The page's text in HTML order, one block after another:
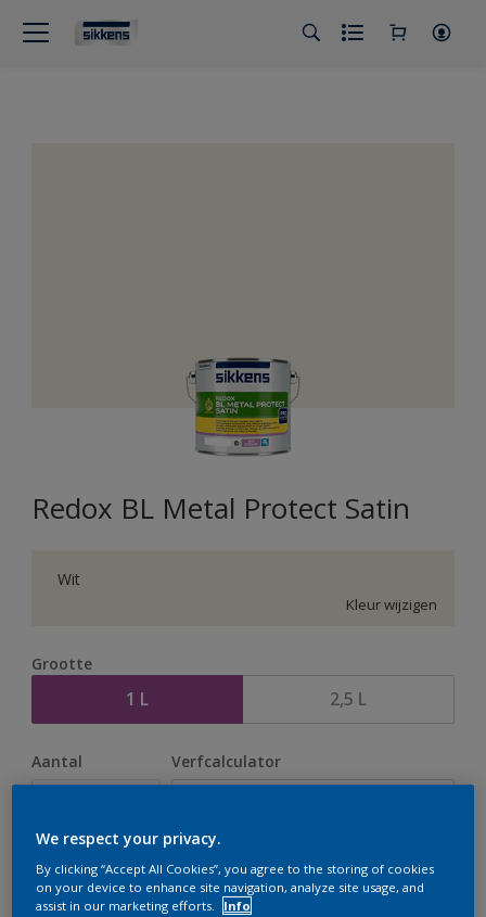
Redox BL Metal Protect Satin
Wit
Kleur wijzigen
Grootte
1 L 2,5 L
Aantal Verfcalculator
Op dit moment is het niet mogelijk dit product online
te bestellen. Houd de website in de gaten, we werken
We respect your privacy.
By clicking “Accept All Cookies”, you agree to the storing of cookies
on your device to enhance site navigation, analyze site usage, and
assist in our marketing efforts.
Info